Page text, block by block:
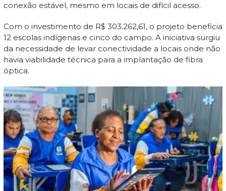
conexão estável, mesmo em locais de difícil acesso.
Com o investimento de R$ 303.262,61, o projeto beneficia
12 escolas indígenas e cinco do campo. A iniciativa surgiu
da necessidade de levar conectividade a locais onde não
havia viabilidade técnica para a implantação de fibra
óptica.